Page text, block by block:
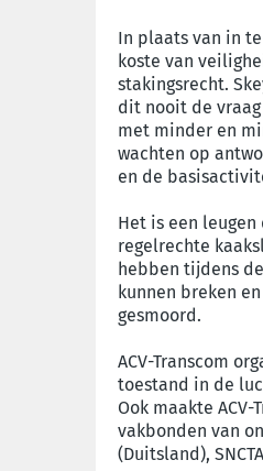
In plaats van in
koste van
stakingsrecht.
dit nooit de
met minder en
wachten op
en de
Het is een
regelrechte
hebben tijdens
kunnen breken
gesmoord.
ACV-Transcom
toestand in de
Ook maakte
vakbonden van
(Duitsland),